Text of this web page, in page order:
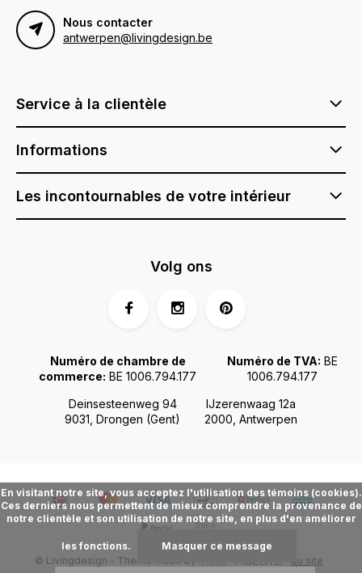
Nous contacter
antwerpen@livingdesign.be
Service à la clientèle
Informations
Les incontournables de votre intérieur
Deinsesteenweg 94
9031, Drongen (Gent)
IJzerenwaag 12a
2000, Antwerpen
Numéro de chambre de
commerce: BE 1006.794.177
Numéro de TVA: BE
1006.794.177
Volg ons
© Livingdesign - Theme made by Webdinge.nl Plan du site
En visitant notre site, vous acceptez l'utilisation des témoins (cookies).
Ces derniers nous permettent de mieux comprendre la provenance de
notre clientèle et son utilisation de notre site, en plus d'en améliorer
les fonctions.
Masquer ce message
FIDÉLITÉ